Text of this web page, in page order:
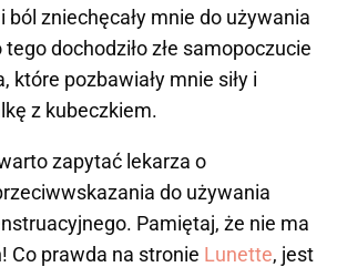
ból zniechęcały mnie do używania
dochodziło złe samopoczucie
które pozbawiały mnie siły i
z kubeczkiem.
zapytać lekarza o
do używania
Pamiętaj, że nie ma
Co prawda na stronie Lunette, jest